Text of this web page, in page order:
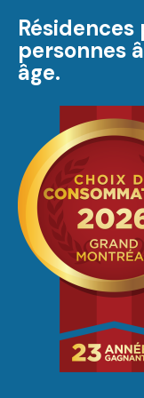
personnes
âge.